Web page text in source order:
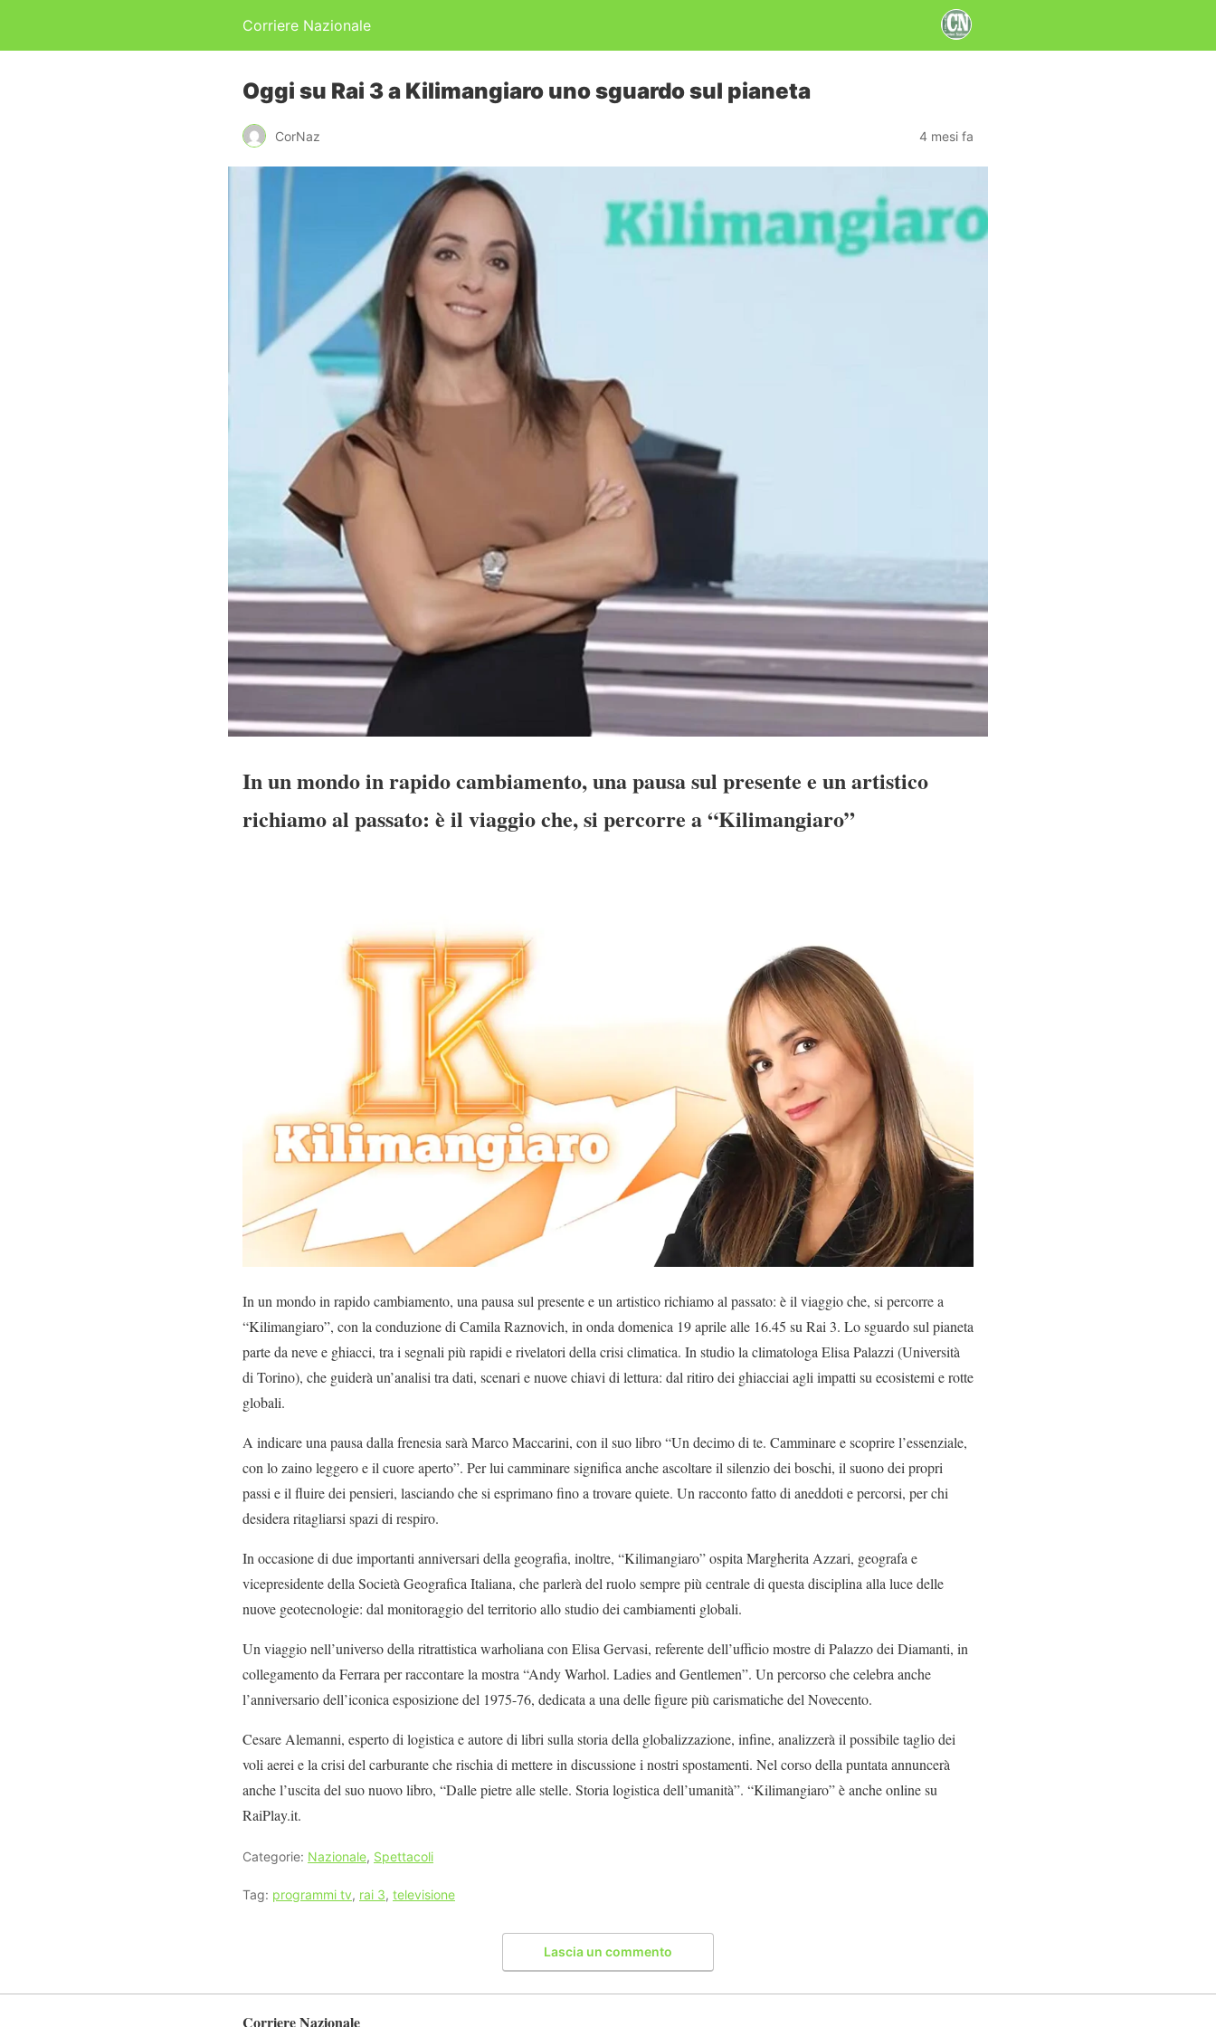
Corriere Nazionale
Oggi su Rai 3 a Kilimangiaro uno sguardo sul pianeta
CorNaz 4 mesi fa
In un mondo in rapido cambiamento, una pausa sul presente e un artistico
richiamo al passato: è il viaggio che, si percorre a “Kilimangiaro”
In un mondo in rapido cambiamento, una pausa sul presente e un artistico richiamo al passato: è il viaggio che, si percorre a
“Kilimangiaro”, con la conduzione di Camila Raznovich, in onda domenica 19 aprile alle 16.45 su Rai 3. Lo sguardo sul pianeta
parte da neve e ghiacci, tra i segnali più rapidi e rivelatori della crisi climatica. In studio la climatologa Elisa Palazzi (Università
di Torino), che guiderà un’analisi tra dati, scenari e nuove chiavi di lettura: dal ritiro dei ghiacciai agli impatti su ecosistemi e rotte
globali.
A indicare una pausa dalla frenesia sarà Marco Maccarini, con il suo libro “Un decimo di te. Camminare e scoprire l’essenziale,
con lo zaino leggero e il cuore aperto”. Per lui camminare significa anche ascoltare il silenzio dei boschi, il suono dei propri
passi e il fluire dei pensieri, lasciando che si esprimano fino a trovare quiete. Un racconto fatto di aneddoti e percorsi, per chi
desidera ritagliarsi spazi di respiro.
In occasione di due importanti anniversari della geografia, inoltre, “Kilimangiaro” ospita Margherita Azzari, geografa e
vicepresidente della Società Geografica Italiana, che parlerà del ruolo sempre più centrale di questa disciplina alla luce delle
nuove geotecnologie: dal monitoraggio del territorio allo studio dei cambiamenti globali.
Un viaggio nell’universo della ritrattistica warholiana con Elisa Gervasi, referente dell’ufficio mostre di Palazzo dei Diamanti, in
collegamento da Ferrara per raccontare la mostra “Andy Warhol. Ladies and Gentlemen”. Un percorso che celebra anche
l’anniversario dell’iconica esposizione del 1975-76, dedicata a una delle figure più carismatiche del Novecento.
Cesare Alemanni, esperto di logistica e autore di libri sulla storia della globalizzazione, infine, analizzerà il possibile taglio dei
voli aerei e la crisi del carburante che rischia di mettere in discussione i nostri spostamenti. Nel corso della puntata annuncerà
anche l’uscita del suo nuovo libro, “Dalle pietre alle stelle. Storia logistica dell’umanità”. “Kilimangiaro” è anche online su
RaiPlay.it.
Categorie: Nazionale, Spettacoli
Tag: programmi tv, rai 3, televisione
Lascia un commento
Corriere Nazionale